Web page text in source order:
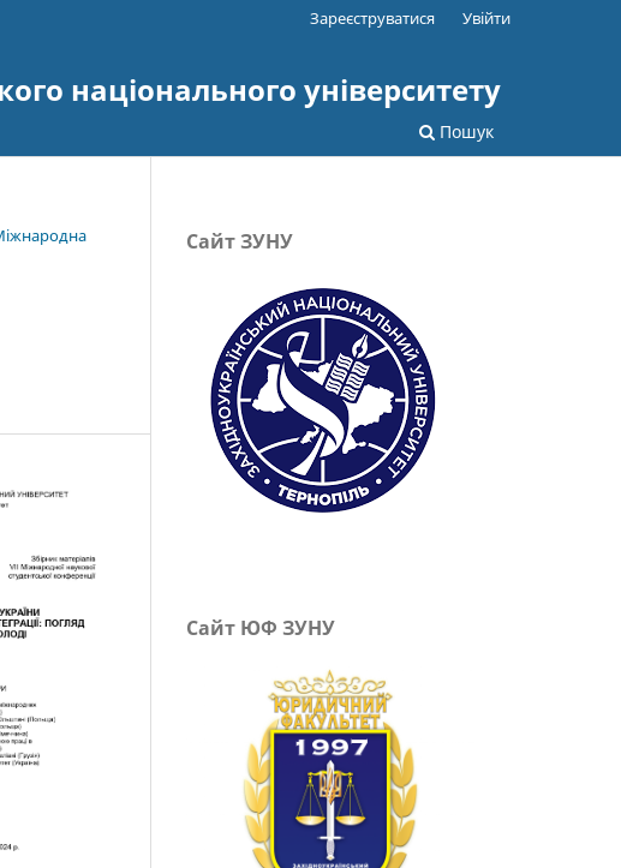
національного університету
Пошук
Зареєструватися Увійти
Сайт ЗУНУ
Сайт ЮФ ЗУНУ